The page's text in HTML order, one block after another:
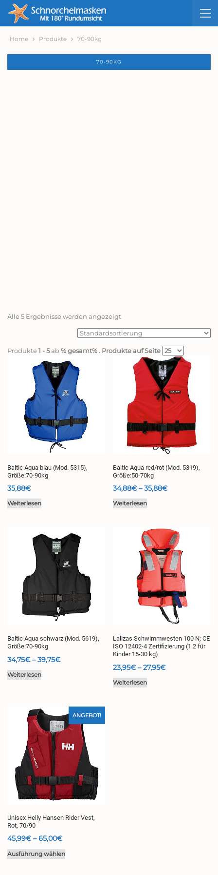
Home Produkte 70-90kg
70-90KG
Alle 5 Ergebnisse werden angezeigt
Produkte1 - 5ab% gesamt% . Produkte auf Seite
Baltic Aqua blau (Mod. 5315),
Größe:70-90kg
35,88€
Weiterlesen
Baltic Aqua red/rot (Mod. 5319),
Größe:50-70kg
34,88€ –35,88€Preisspanne:
Weiterlesen
Baltic Aqua schwarz (Mod. 5619),
Größe:70-90kg
34,75€ –39,75€Preisspanne:
Weiterlesen
Lalizas Schwimmwesten 100 N; CE
ISO 12402-4 Zertifizierung (1.2 für
Kinder 15-30 kg)
23,95€ –27,95€Preisspanne:
Weiterlesen
ANGEBOT!
Unisex Helly Hansen Rider Vest,
Rot, 70/90
45,99€ –65,00€Preisspanne:
45,99€
bis
Ausführung wählenDieses